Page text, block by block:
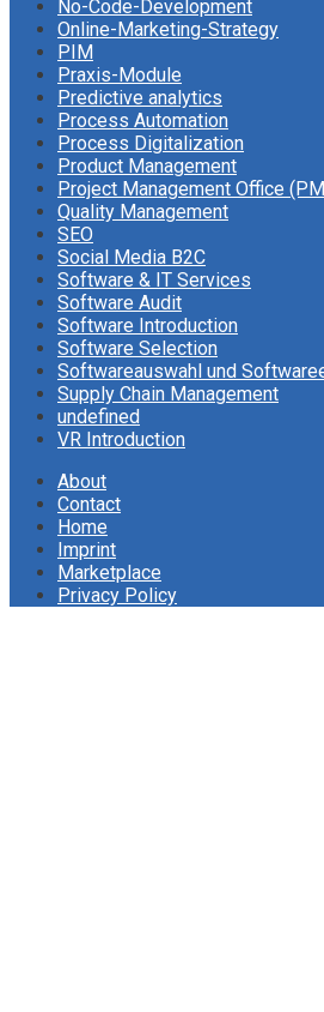
No-Code-Development
Online-Marketing-Strategy
PIM
Praxis-Module
Predictive analytics
Process Automation
Process Digitalization
Product Management
Project Management Office
Quality Management
SEO
Social Media B2C
Software & IT Services
Software Audit
Software Introduction
Software Selection
Softwareauswahl und
Supply Chain Management
undefined
VR Introduction
About
Contact
Home
Imprint
Marketplace
Privacy Policy